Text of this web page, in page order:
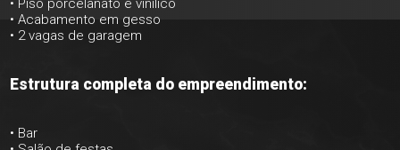
• Piso porcelanato e vinílico
• Acabamento em gesso
• 2 vagas de garagem
Estrutura completa do empreendimento:
• Bar